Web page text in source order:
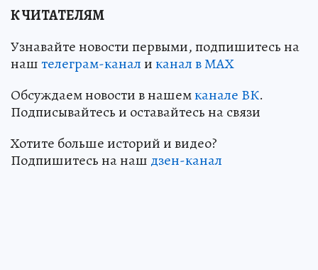
К ЧИТАТЕЛЯМ
Узнавайте новости первыми, подпишитесь на
наштелеграм-каналиканал в МАХ
Обсуждаем новости в нашемканале ВК.
Подписывайтесь и оставайтесь на связи
Хотите больше историй и видео?
Подпишитесь на наш дзен-канал